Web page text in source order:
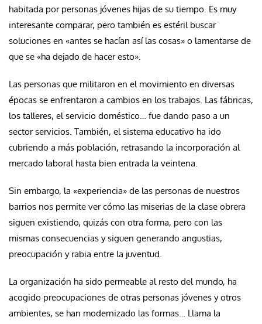
habitada por personas jóvenes hijas de su tiempo. Es muy
interesante comparar, pero también es estéril buscar
soluciones en «antes se hacían así las cosas» o lamentarse de
que se «ha dejado de hacer esto».
Las personas que militaron en el movimiento en diversas
épocas se enfrentaron a cambios en los trabajos. Las fábricas,
los talleres, el servicio doméstico… fue dando paso a un
sector servicios. También, el sistema educativo ha ido
cubriendo a más población, retrasando la incorporación al
mercado laboral hasta bien entrada la veintena.
Sin embargo, la «experiencia» de las personas de nuestros
barrios nos permite ver cómo las miserias de la clase obrera
siguen existiendo, quizás con otra forma, pero con las
mismas consecuencias y siguen generando angustias,
preocupación y rabia entre la juventud.
La organización ha sido permeable al resto del mundo, ha
acogido preocupaciones de otras personas jóvenes y otros
ambientes, se han modernizado las formas… Llama la